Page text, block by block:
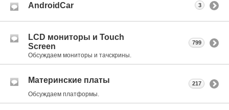
AndroidCar 3
LCD мониторы и Touch
Screen
Обсуждаем мониторы и тачскрины.
799
Материнские платы
Обсуждаем платформы.
217